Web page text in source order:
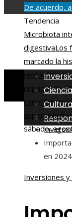
De acuerdo,
Tendencia
Microbiota
digestivaLos
marcado la
impacto de
conocimiento
superar la
sábado,
Inicio
en 2024
Inversiones y